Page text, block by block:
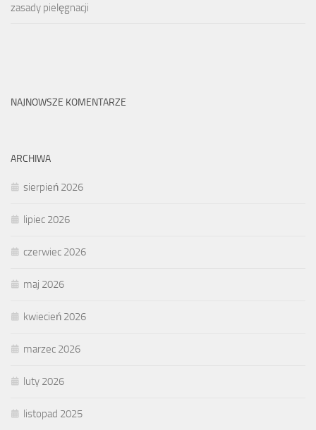
zasady pielęgnacji
NAJNOWSZE KOMENTARZE
ARCHIWA
sierpień 2026
lipiec 2026
czerwiec 2026
maj 2026
kwiecień 2026
marzec 2026
luty 2026
listopad 2025